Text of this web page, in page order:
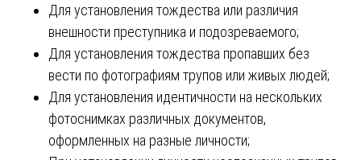
Для установления тождества или различия
внешности преступника и подозреваемого;
Для установления тождества пропавших без
вести по фотографиям трупов или живых людей;
Для установления идентичности на нескольких
фотоснимках различных документов,
оформленных на разные личности;